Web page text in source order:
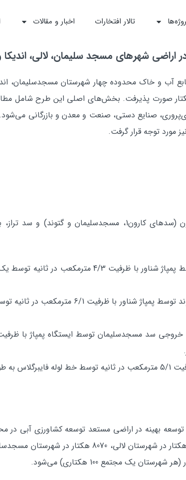
تالار افتخارات اخبار و مقالات
شهرهاي مسجد سليمان، لالي،
آب و خاك محدوده چهار شهرستان مسجدسليمان،
در محدوده‌اي به وسعت 740 هزار هكتار صورت پذيرفت. بخش‌هاي
صنايع دستي، صنعت و معدن و بازرگاني مي‌شود.
مورد توجه قرار گرفت.
ميليمتر.